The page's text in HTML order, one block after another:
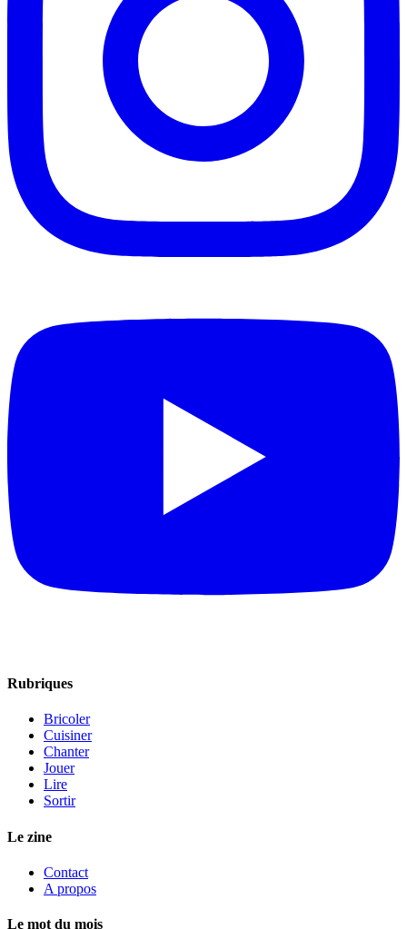
Rubriques
Bricoler
Cuisiner
Chanter
Jouer
Lire
Sortir
Le zine
Contact
A propos
Le mot du mois